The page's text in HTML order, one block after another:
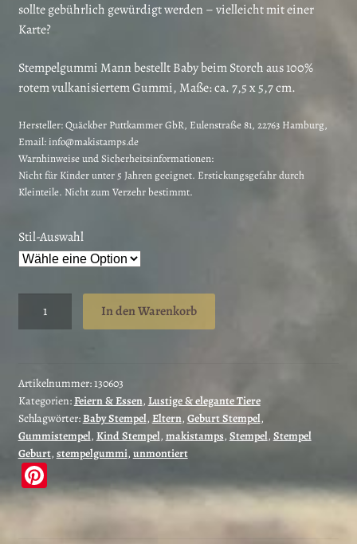
sollte gebührlich gewürdigt werden – vielleicht mit einer
Karte?
Stempelgummi Mann bestellt Baby beim Storch aus 100%
rotem vulkanisiertem Gummi, Maße: ca. 7,5 x 5,7 cm.
Hersteller:Quäckber Puttkammer GbR, Eulenstraße 81, 22763 Hamburg,
Email: info@makistamps.de
Warnhinweise und Sicherheitsinformationen:
Nicht für Kinder unter 5 Jahren geeignet. Erstickungsgefahr durch
Kleinteile. Nicht zum Verzehr bestimmt.
Stil-Auswahl
Storch
/
Stempelgummi
(130603)
Menge
In den Warenkorb
Artikelnummer:130603
Kategorien:Feiern & Essen, Lustige & elegante Tiere
Schlagwörter:Baby Stempel, Eltern, Geburt Stempel,
Gummistempel, Kind Stempel, makistamps, Stempel, Stempel
Geburt, stempelgummi, unmontiert
Pi
nt